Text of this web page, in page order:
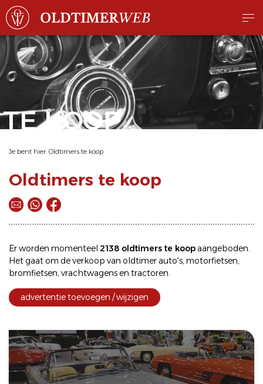
TE KOOP
Je bent hier: Oldtimers te koop
Oldtimers te koop
Er worden momenteel 2138 oldtimers te koopaangeboden.
Het gaat om deverkoop van oldtimerauto's,motorfietsen,
bromfietsen,vrachtwagens en tractoren.
advertentie toevoegen / wijzigen